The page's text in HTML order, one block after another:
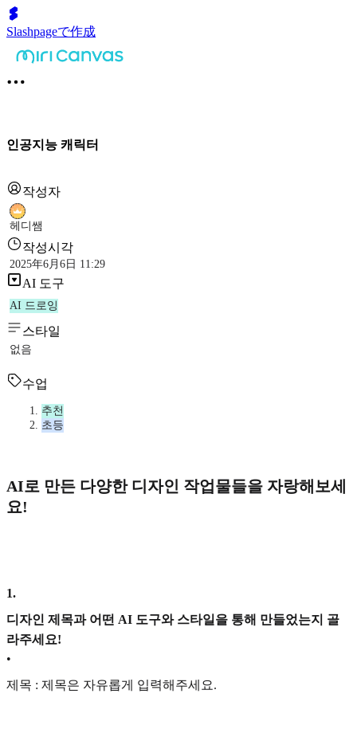
Slashpageで作成
인공지능 캐릭터
작성자
헤디쌤
작성시각
2025年6月6日 11:29
AI 도구
AI 드로잉
스타일
없음
수업
추천
초등
AI로 만든 다양한 디자인 작업물들을 자랑해보세
요!
1.
디자인 제목과 어떤 AI 도구와 스타일을 통해 만들었는지 골
라주세요!
•
제목 : 제목은 자유롭게 입력해주세요.